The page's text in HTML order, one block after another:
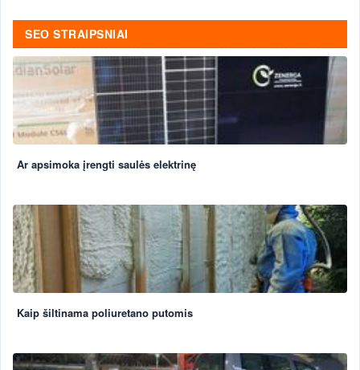
SEO STRAIPSNIAI
Ar apsimoka įrengti saulės elektrinę
Kaip šiltinama poliuretano putomis